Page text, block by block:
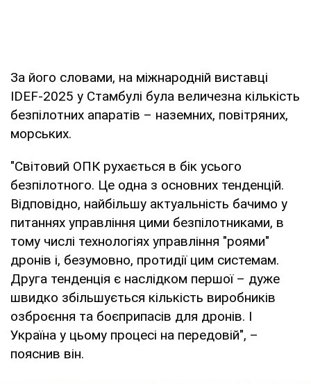
За його словами, на міжнародній виставці
IDEF-2025 у Стамбулі була величезна кількість
безпілотних апаратів – наземних, повітряних,
морських.
"Світовий ОПК рухається в бік усього
безпілотного. Це одна з основних тенденцій.
Відповідно, найбільшу актуальність бачимо у
питаннях управління цими безпілотниками, в
тому числі технологіях управління "роями"
дронів і, безумовно, протидії цим системам.
Друга тенденція є наслідком першої – дуже
швидко збільшується кількість виробників
озброєння та боєприпасів для дронів. І
Україна у цьому процесі на передовій", –
пояснив він.